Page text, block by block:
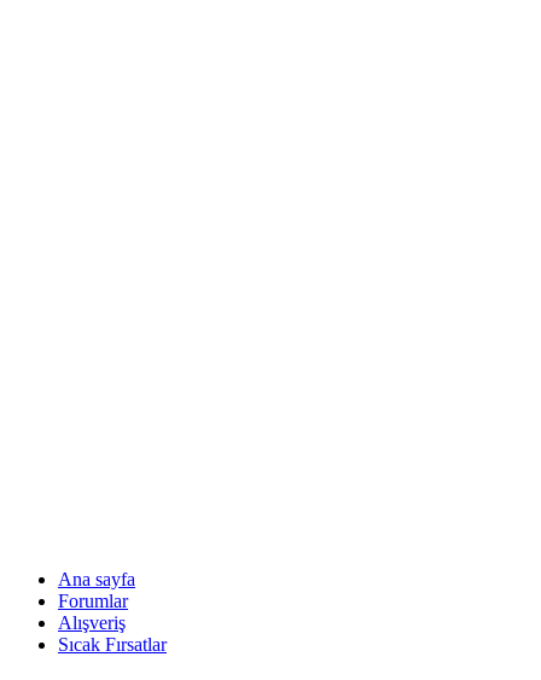
Ana sayfa
Forumlar
Alışveriş
Sıcak Fırsatlar